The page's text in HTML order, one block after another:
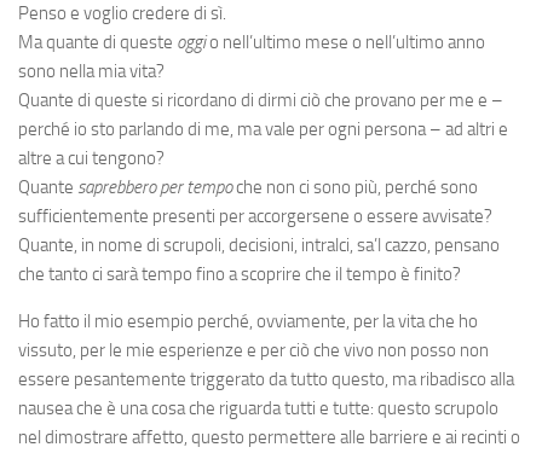
Penso e voglio credere di sì.
Ma quante di queste oggio nell’ultimo mese o nell’ultimo anno
sono nella mia vita?
Quante di queste si ricordano di dirmi ciò che provano per me e –
perché io sto parlando di me, ma vale per ogni persona – ad altri e
altre a cui tengono?
Quante saprebbero per tempoche non ci sono più, perché sono
sufficientemente presenti per accorgersene o essere avvisate?
Quante, in nome di scrupoli, decisioni, intralci, sa’l cazzo, pensano
che tanto ci sarà tempo fino a scoprire che il tempo è finito?
Ho fatto il mio esempio perché, ovviamente, per la vita che ho
vissuto, per le mie esperienze e per ciò che vivo non posso non
essere pesantemente triggerato da tutto questo, ma ribadisco alla
nausea che è una cosa che riguarda tutti e tutte: questo scrupolo
nel dimostrare affetto, questo permettere alle barriere e ai recinti o